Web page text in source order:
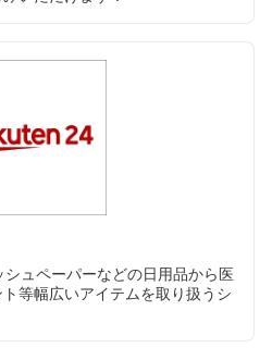
ュペーパーなどの日用品から医
等幅広いアイテムを取り扱うシ